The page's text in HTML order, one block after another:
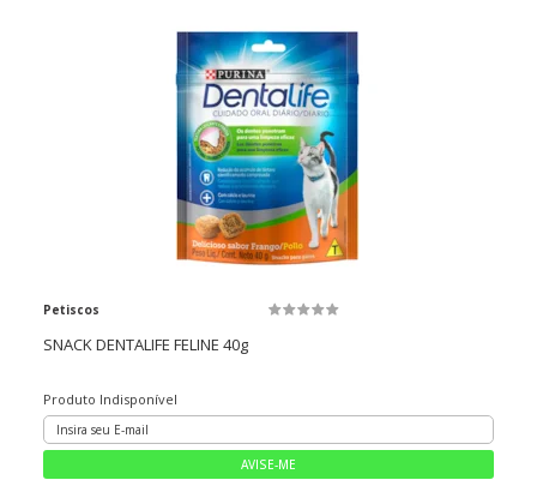
Petiscos
SNACK DENTALIFE FELINE 40g
Produto Indisponível